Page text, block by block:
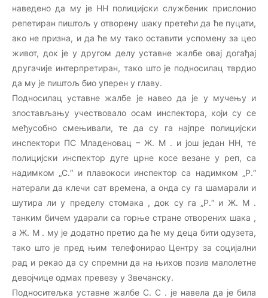
наведено да му је НН полицијски службеник прислонио
репетиран пиштољ у отворену шаку претећи да ће пуцати,
ако не призна, и да ће му тако оставити успомену за цео
живот, док је у другом делу уставне жалбе овај догађај
другачије интерпретиран, тако што је подносилац тврдио
да му је пиштољ био уперен у главу.
Подносилац уставне жалбе је навео да је у мучењу и
злостављању учествовало осам инспектора, који су се
међусобно смењивали, те да су га најпре полицијски
инспектори ПС Младеновац – Ж. М . и још један НН, те
полицијски инспектор дуге црне косе везане у реп, са
надимком „С.“ и плавокоси инспектор са надимком „Р.“
натерали да клечи сат времена, а онда су га шамарали и
шутира ли у пределу стомака , док су га „Р.“ и Ж. М .
танким бичем ударали са горње стране отворених шака ,
а Ж. М . му је додатно претио да ће му деца бити одузета,
тако што је пред њим телефонирао Центру за социјални
рад и рекао да су спремни да на њихов позив малолетне
девојчице одмах превезу у Звечанску.
Подноситељка уставне жалбе С. С . је навела да је била